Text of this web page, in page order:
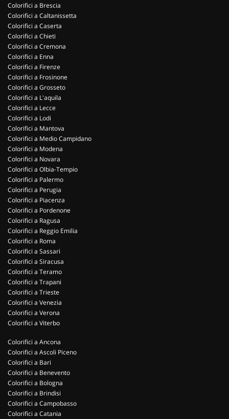
Colorifici a Brescia
Colorifici a Caltanissetta
Colorifici a Caserta
Colorifici a Chieti
Colorifici a Cremona
Colorifici a Enna
Colorifici a Firenze
Colorifici a Frosinone
Colorifici a Grosseto
Colorifici a L'aquila
Colorifici a Lecce
Colorifici a Lodi
Colorifici a Mantova
Colorifici a Medio Campidano
Colorifici a Modena
Colorifici a Novara
Colorifici a Olbia-Tempio
Colorifici a Palermo
Colorifici a Perugia
Colorifici a Piacenza
Colorifici a Pordenone
Colorifici a Ragusa
Colorifici a Reggio Emilia
Colorifici a Roma
Colorifici a Sassari
Colorifici a Siracusa
Colorifici a Teramo
Colorifici a Trapani
Colorifici a Trieste
Colorifici a Venezia
Colorifici a Verona
Colorifici a Viterbo
Colorifici a Ancona
Colorifici a Ascoli Piceno
Colorifici a Bari
Colorifici a Benevento
Colorifici a Bologna
Colorifici a Brindisi
Colorifici a Campobasso
Colorifici a Catania